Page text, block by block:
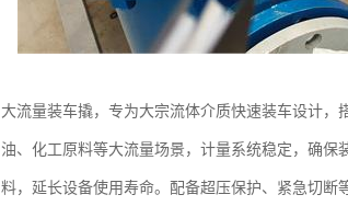
大流量装车撬，专为大宗流体介质快速装车设计
油、化工原料等大流量场景，计量系统稳定，确
料，延长设备使用寿命。配备超压保护、紧急切